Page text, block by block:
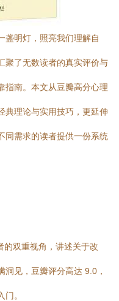
盏明灯，照亮我们理解自
聚了无数读者的真实评价与
指南。本文从豆瓣高分心理
典理论与实用技巧，更延伸
同需求的读者提供一份系统
的双重视角，讲述关于改
见，豆瓣评分高达 9.0，
。